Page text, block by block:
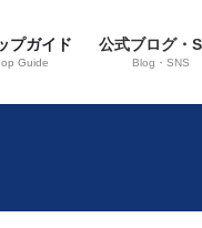
プガイド
Guide
公式ブログ・
Blog・SNS